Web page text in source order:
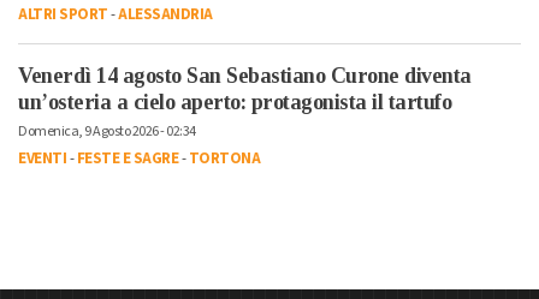
ALTRI SPORT-ALESSANDRIA
Venerdì 14 agosto San Sebastiano Curone diventa
un’osteria a cielo aperto: protagonista il tartufo
Domenica, 9 Agosto 2026 - 02:34
EVENTI-FESTE E SAGRE-TORTONA